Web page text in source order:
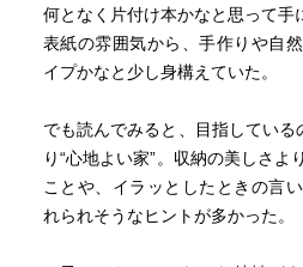
何となく片付け本かなと思って手
表紙の雰囲気から、手作りや自
イプかなと少し身構えていた。
でも読んでみると、目指している
り“心地よい家”。収納の美しさよ
ことや、イラッとしたときの言
れられそうなヒントが多かった。